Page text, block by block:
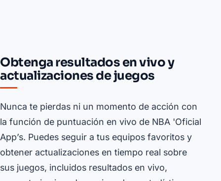
Obtenga resultados en vivo y
actualizaciones de juegos
Nunca te pierdas ni un momento de acción con
la función de puntuación en vivo de NBA 'Oficial
App’s. Puedes seguir a tus equipos favoritos y
obtener actualizaciones en tiempo real sobre
sus juegos, incluidos resultados en vivo,